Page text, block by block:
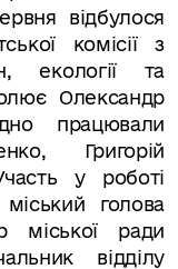
відбулося
комісії з
екології та
Олександр
працювали
Григорій
у роботі
голова
міської ради
відділу